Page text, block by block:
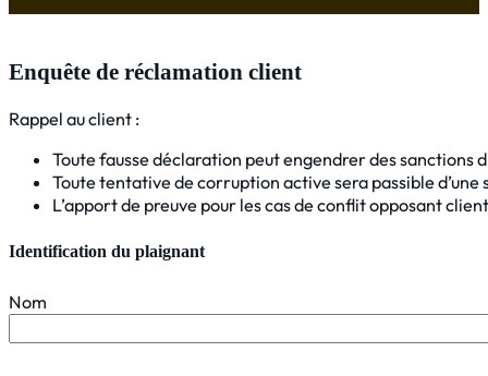
Enquête de réclamation client
Rappel au client :
Toute fausse déclaration peut engendrer des
Toute tentative de corruption active sera passible
L’apport de preuve pour les cas de conflit opposant
Identification du plaignant
Nom